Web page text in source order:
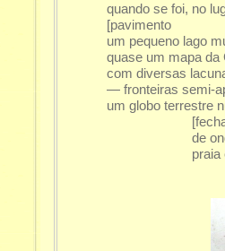
quando se foi, no
[pavimento
um pequeno lago
quase um mapa da
com diversas
— fronteiras semi-
um globo terrestre
de
praia